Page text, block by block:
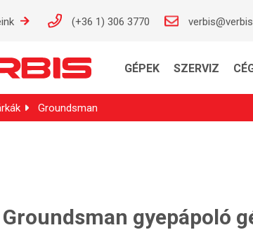
(+36 1) 306 3770
GÉPEK SZERVIZ
Groundsman
Groundsman gyepápoló